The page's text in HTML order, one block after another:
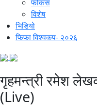
फोकस
विशेष
भिडियो
फिफा विश्वकप- २०२६
गृहमन्त्री रमेश
(Live)